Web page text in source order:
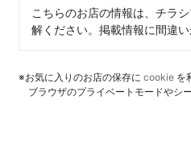
こちらのお店の情報は、チラ
解ください。掲載情報に間違
※お気に入りのお店の保存に cookie を
ブラウザのプライベートモードやシ